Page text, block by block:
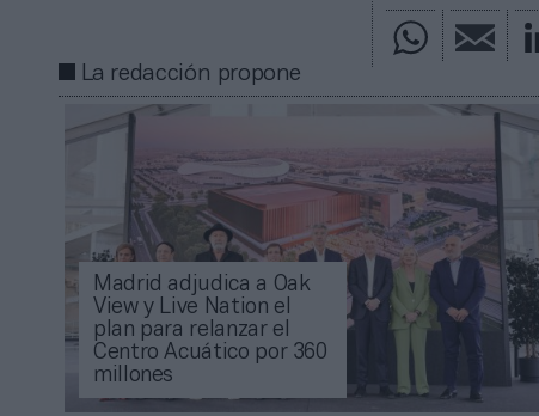
La redacción propone
Madrid adjudica a Oak
View y Live Nation el
plan para relanzar el
Centro Acuático por 360
millones